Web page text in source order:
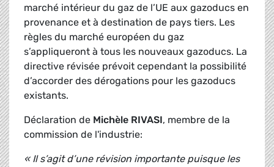
marché intérieur du gaz de l’UE aux gazoducs en
provenance et à destination de pays tiers. Les
règles du marché européen du gaz
s’appliqueront à tous les nouveaux gazoducs. La
directive révisée prévoit cependant la possibilité
d’accorder des dérogations pour les gazoducs
existants.
Déclaration de Michèle RIVASI, membre de la
commission de l'industrie:
« Il s’agit d’une révision importante puisque les